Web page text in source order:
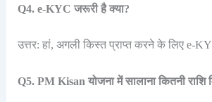
Q4. e-KYC जरूरी है क्या?
उत्तर: हां, अगली किस्त प्राप्त करने के लिए e-
Q5. PM Kisan योजना में सालाना कितनी राशि